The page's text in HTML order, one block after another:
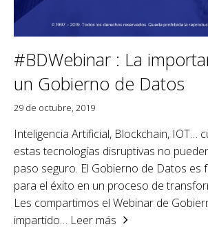
#BDWebinar : La
un Gobierno de Datos
29 de octubre, 2019
Inteligencia Artificial, Blockchain, IOT…
estas tecnologías disruptivas no
paso seguro. El Gobierno de Datos es
para el éxito en un proceso de
Les compartimos el Webinar de
impartido… Leer más